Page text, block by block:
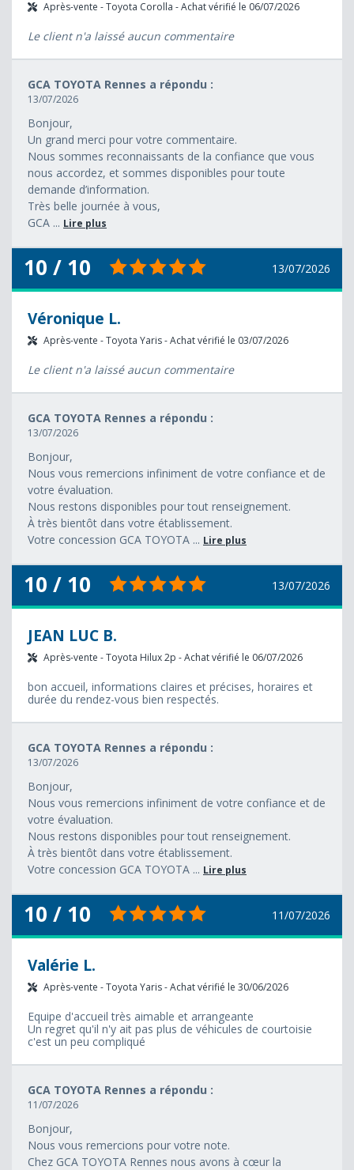
Après-vente - Toyota Corolla - Achat vérifié le 06/07/2026
Le client n'a laissé aucun commentaire
GCA TOYOTA Rennes a répondu :
13/07/2026
Bonjour,
Un grand merci pour votre commentaire.
Nous sommes reconnaissants de la confiance que vous
nous accordez, et sommes disponibles pour toute
demande d’information.
Très belle journée à vous,
GCA ... Lire plus
10 / 10 13/07/2026
Véronique L.
Après-vente - Toyota Yaris - Achat vérifié le 03/07/2026
Le client n'a laissé aucun commentaire
GCA TOYOTA Rennes a répondu :
13/07/2026
Bonjour,
Nous vous remercions infiniment de votre confiance et de
votre évaluation.
Nous restons disponibles pour tout renseignement.
À très bientôt dans votre établissement.
Votre concession GCA TOYOTA ... Lire plus
10 / 10 13/07/2026
JEAN LUC B.
Après-vente - Toyota Hilux 2p - Achat vérifié le 06/07/2026
bon accueil, informations claires et précises, horaires et
durée du rendez-vous bien respectés.
GCA TOYOTA Rennes a répondu :
13/07/2026
Bonjour,
Nous vous remercions infiniment de votre confiance et de
votre évaluation.
Nous restons disponibles pour tout renseignement.
À très bientôt dans votre établissement.
Votre concession GCA TOYOTA ... Lire plus
10 / 10 11/07/2026
Valérie L.
Après-vente - Toyota Yaris - Achat vérifié le 30/06/2026
Equipe d'accueil très aimable et arrangeante
Un regret qu'il n'y ait pas plus de véhicules de courtoisie
c'est un peu compliqué
GCA TOYOTA Rennes a répondu :
11/07/2026
Bonjour,
Nous vous remercions pour votre note.
Chez GCA TOYOTA Rennes nous avons à cœur la